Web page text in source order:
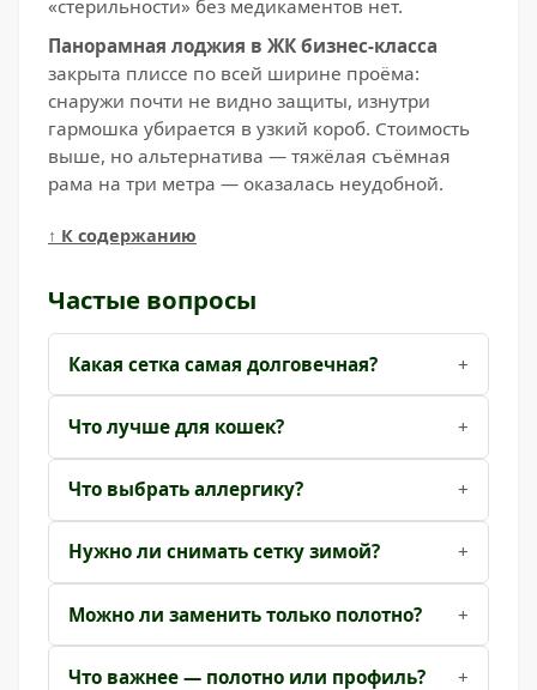
«стерильности» без медикаментов нет.
Панорамная лоджия в ЖК бизнес-класса
закрыта плиссе по всей ширине проёма:
снаружи почти не видно защиты, изнутри
гармошка убирается в узкий короб. Стоимость
выше, но альтернатива — тяжёлая съёмная
рама на три метра — оказалась неудобной.
↑ К содержанию
Частые вопросы
Какая сетка самая долговечная?
Что лучше для кошек?
Что выбрать аллергику?
Нужно ли снимать сетку зимой?
Можно ли заменить только полотно?
Что важнее — полотно или профиль?